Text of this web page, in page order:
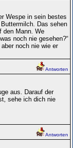
Wespe in sein bestes
Das sehen
den Mann. We
noch nie gesehen?“
noch nie wie er
Antworten
aus. Darauf der
sehe ich dich nie
Antworten